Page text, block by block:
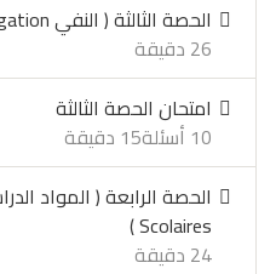
الحصة الثالثة ( النفي La Négation )
26 دقيقة
امتحان الحصة الثالثة
15 دقيقة
10 أسئلة
Scolaires )
24 دقيقة